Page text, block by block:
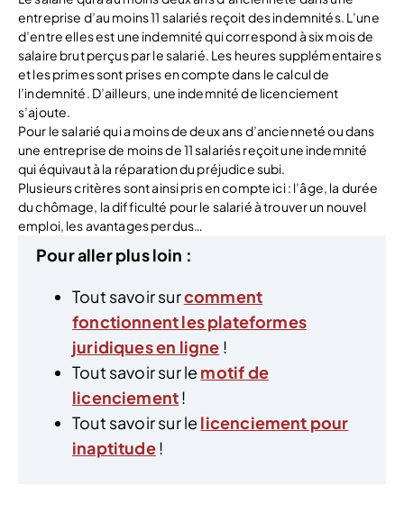
entreprise d’au moins 11 salariés reçoit des indemnités. L’une
d’entre elles est une indemnité qui correspond à six mois de
salaire brut perçus par le salarié. Les heures supplémentaires
et les primes sont prises en compte dans le calcul de
l’indemnité. D’ailleurs, une indemnité de licenciement
s’ajoute.
Pour le salarié qui a moins de deux ans d’ancienneté ou dans
une entreprise de moins de 11 salariés reçoit une indemnité
qui équivaut à la réparation du préjudice subi.
Plusieurs critères sont ainsi pris en compte ici : l’âge, la durée
du chômage, la difficulté pour le salarié à trouver un nouvel
emploi, les avantages perdus…
Pour aller plus loin :
Tout savoir surcomment
fonctionnent les plateformes
juridiques en ligne !
Tout savoir sur le motif de
licenciement!
Tout savoir sur le licenciement pour
inaptitude!